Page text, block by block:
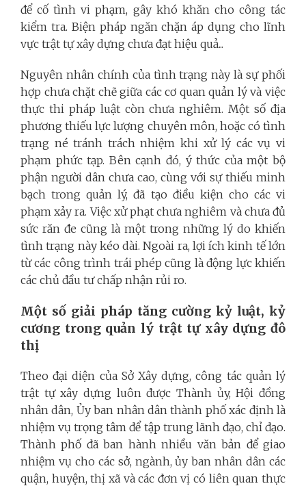
để cố tình vi phạm, gây khó khăn cho công tác
kiểm tra. Biện pháp ngăn chặn áp dụng cho lĩnh
vực trật tự xây dựng chưa đạt hiệu quả...
Nguyên nhân chính của tình trạng này là sự phối
hợp chưa chặt chẽ giữa các cơ quan quản lý và việc
thực thi pháp luật còn chưa nghiêm. Một số địa
phương thiếu lực lượng chuyên môn, hoặc có tình
trạng né tránh trách nhiệm khi xử lý các vụ vi
phạm phức tạp. Bên cạnh đó, ý thức của một bộ
phận người dân chưa cao, cùng với sự thiếu minh
bạch trong quản lý, đã tạo điều kiện cho các vi
phạm xảy ra. Việc xử phạt chưa nghiêm và chưa đủ
sức răn đe cũng là một trong những lý do khiến
tình trạng này kéo dài. Ngoài ra, lợi ích kinh tế lớn
từ các công trình trái phép cũng là động lực khiến
các chủ đầu tư chấp nhận rủi ro.
Một số giải pháp tăng cường kỷ luật, kỷ
cương trong quản lý trật tự xây dựng đô
thị
Theo đại diện của Sở Xây dựng, công tác quản lý
trật tự xây dựng luôn được Thành ủy, Hội đồng
nhân dân, Ủy ban nhân dân thành phố xác định là
nhiệm vụ trọng tâm để tập trung lãnh đạo, chỉ đạo.
Thành phố đã ban hành nhiều văn bản để giao
nhiệm vụ cho các sở, ngành, ủy ban nhân dân các
quận, huyện, thị xã và các đơn vị có liên quan thực